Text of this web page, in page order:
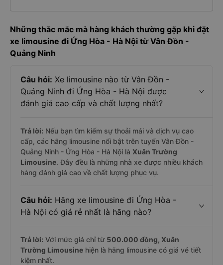
Những thắc mắc mà hàng khách thường gặp khi đặt
xe limousine đi Ứng Hòa - Hà Nội từ Vân Đồn -
Quảng Ninh
Câu hỏi: Xe limousine nào từ Vân Đồn -
Quảng Ninh đi Ứng Hòa - Hà Nội được
đánh giá cao cấp và chất lượng nhất?
Trả lời: Nếu bạn tìm kiếm sự thoải mái và dịch vụ cao
cấp, các hãng limousine nổi bật trên tuyến Vân Đồn -
Quảng Ninh - Ứng Hòa - Hà Nội là Xuân Trường
Limousine. Đây đều là những nhà xe được nhiều khách
hàng đánh giá cao về chất lượng phục vụ.
Câu hỏi: Hãng xe limousine đi Ứng Hòa -
Hà Nội có giá rẻ nhất là hãng nào?
Trả lời: Với mức giá chỉ từ 500.000 đồng, Xuân
Trường Limousine hiện là hãng limousine có giá vé tiết
kiệm nhất.